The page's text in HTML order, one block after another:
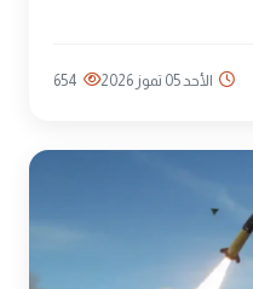
الأحد 05 تموز 2026 654